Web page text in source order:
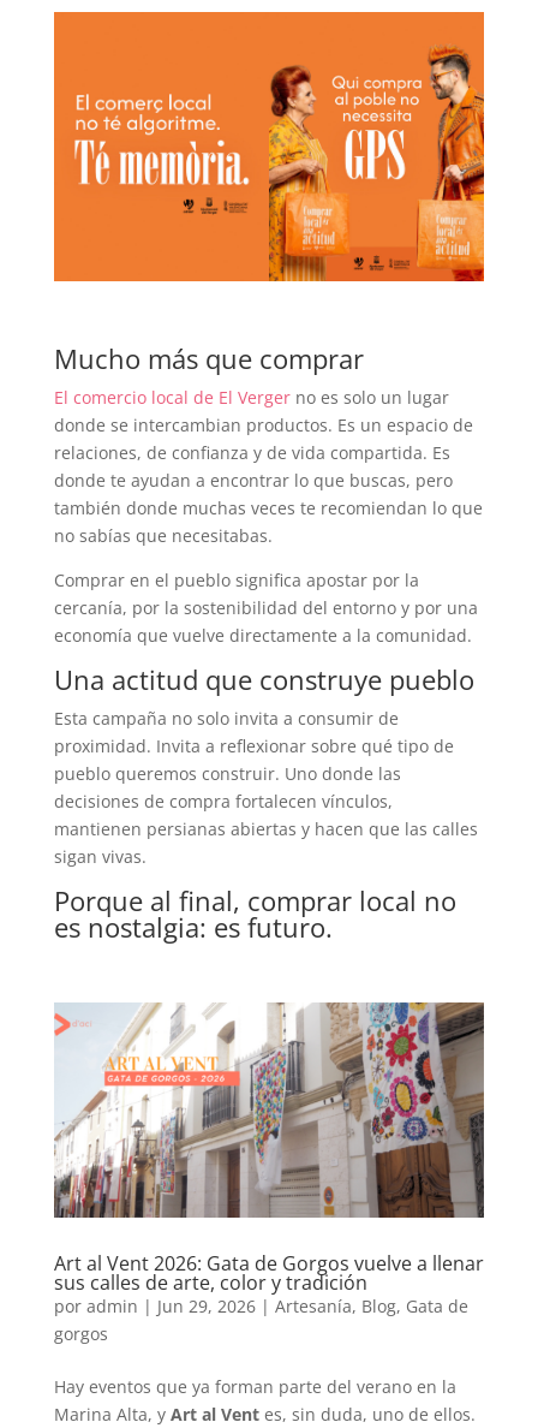
Mucho más que comprar
El comercio local de El Vergerno es solo un lugar
donde se intercambian productos. Es un espacio de
relaciones, de confianza y de vida compartida. Es
donde te ayudan a encontrar lo que buscas, pero
también donde muchas veces te recomiendan lo que
no sabías que necesitabas.
Comprar en el pueblo significa apostar por la
cercanía, por la sostenibilidad del entorno y por una
economía que vuelve directamente a la comunidad.
Una actitud que construye pueblo
Esta campaña no solo invita a consumir de
proximidad. Invita a reflexionar sobre qué tipo de
pueblo queremos construir. Uno donde las
decisiones de compra fortalecen vínculos,
mantienen persianas abiertas y hacen que las calles
sigan vivas.
Porque al final, comprar local no
es nostalgia: es futuro.
Art al Vent 2026: Gata de Gorgos vuelve a llenar
sus calles de arte, color y tradición
por admin | Jun 29, 2026| Artesanía, Blog, Gata de
gorgos
Hay eventos que ya forman parte del verano en la
Marina Alta, y Art al Ventes, sin duda, uno de ellos.